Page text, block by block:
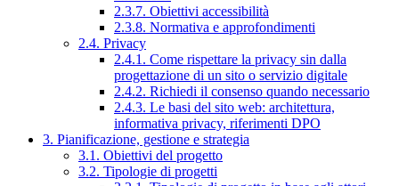
2.3.7. Obiettivi accessibilità
2.3.8. Normativa e approfondimenti
2.4. Privacy
2.4.1. Come rispettare la privacy sin dalla
progettazione di un sito o servizio digitale
2.4.2. Richiedi il consenso quando necessario
2.4.3. Le basi del sito web: architettura,
informativa privacy, riferimenti DPO
3. Pianificazione, gestione e strategia
3.1. Obiettivi del progetto
3.2. Tipologie di progetti